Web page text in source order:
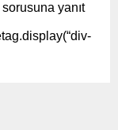
sorusuna yanıt